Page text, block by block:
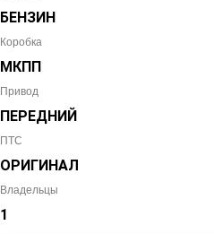
БЕНЗИН
Коробка
МКПП
Привод
ПЕРЕДНИЙ
ПТС
ОРИГИНАЛ
Владельцы
1